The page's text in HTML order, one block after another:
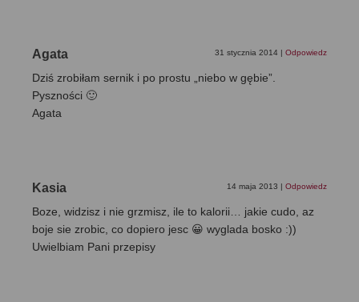
Agata 31 stycznia 2014 Odpowiedz
Dziś zrobiłam sernik i po prostu „niebo w gębie”.
Pyszności 🙂
Agata
Kasia 14 maja 2013 Odpowiedz
Boze, widzisz i nie grzmisz, ile to kalorii… jakie cudo, az
boje sie zrobic, co dopiero jesc 😀 wyglada bosko :))
Uwielbiam Pani przepisy